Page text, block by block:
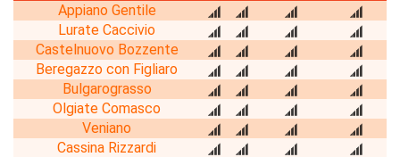
Appiano Gentile
Lurate Caccivio
Castelnuovo Bozzente
Beregazzo con Figliaro
Bulgarograsso
Olgiate Comasco
Veniano
Cassina Rizzardi